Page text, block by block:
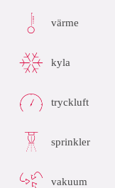
värme
kyla
tryckluft
sprinkler
vakuum